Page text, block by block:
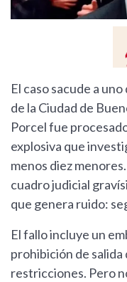
El caso sacude a
de la Ciudad de
Porcel fue
explosiva que
menos diez
cuadro judicial
que genera ruido:
El fallo incluye un
prohibición de salida
restricciones. Pero